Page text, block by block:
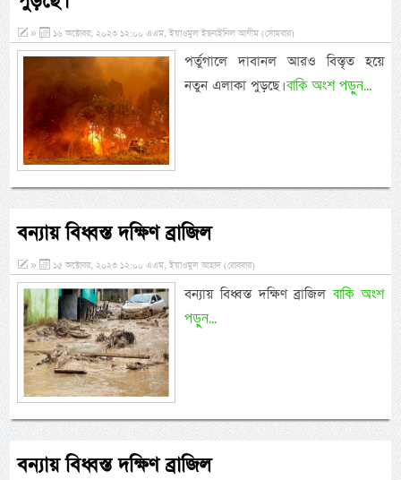
» ১৬ অক্টোবর, ২০২৩ ১২:০০ এএম, ইয়াওমুল ইছনাইনিল আযীম (সোমবার)
পর্তুগালে দাবানল আরও বিস্তৃত হয়ে
নতুন এলাকা পুড়ছে।বাকি অংশ পড়ুন...
বন্যায় বিধ্বস্ত দক্ষিণ ব্রাজিল
» ১৫ অক্টোবর, ২০২৩ ১২:০০ এএম, ইয়াওমুল আহাদ (রোববার)
বন্যায় বিধ্বস্ত দক্ষিণ ব্রাজিলবাকি অংশ
পড়ুন...
বন্যায় বিধ্বস্ত দক্ষিণ ব্রাজিল